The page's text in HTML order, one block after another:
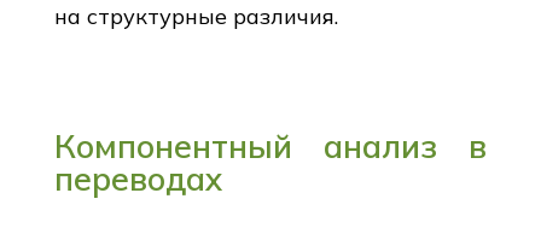
на структурные различия.
Компонентный анализ в
переводах